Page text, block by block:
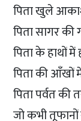
पिता खुले
पिता सागर
पिता के हाथों
पिता की आँखों
पिता पर्वत
जो कभी